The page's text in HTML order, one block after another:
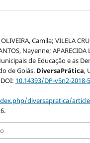
Camila; VILELA
Nayenne; APARECIDA
de Educação e as
de Goiás. DiversaPrática,
10.14393/DP-v5n2-2018-
diversapratica/